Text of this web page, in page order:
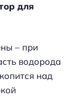
для
– при
водорода
над